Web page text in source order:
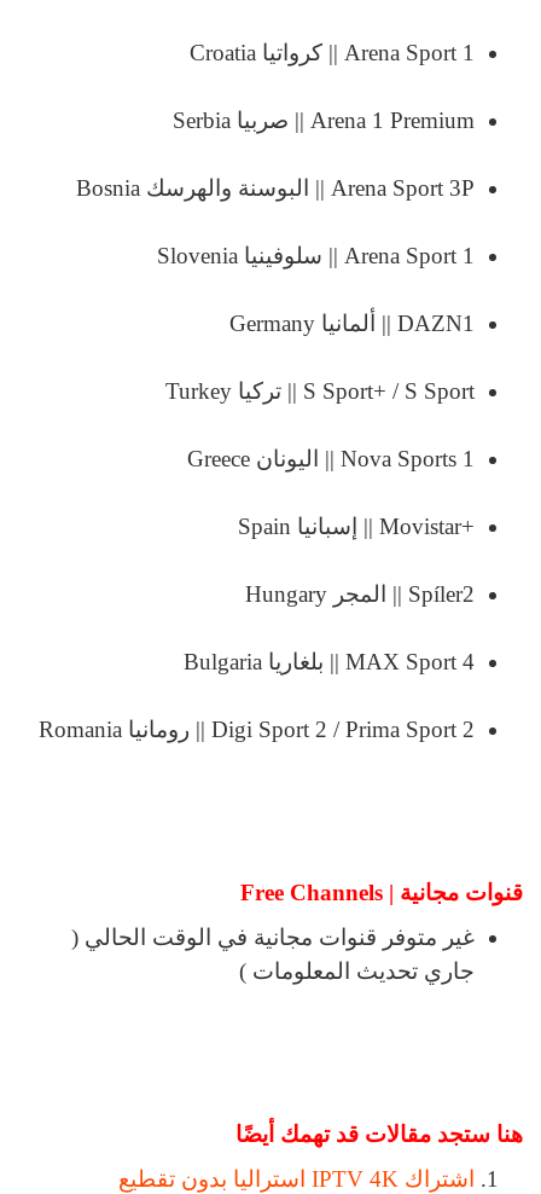
Arena Sport 1 || كرواتيا Croatia
Arena 1 Premium || صربيا Serbia
Arena Sport 3P || البوسنة والهرسك Bosnia
Arena Sport 1 || سلوفينيا Slovenia
DAZN1 || ألمانيا Germany
S Sport+ / S Sport || تركيا Turkey
Nova Sports 1 || اليونان Greece
+Movistar || إسبانيا Spain
Spíler2 || المجر Hungary
MAX Sport 4 || بلغاريا Bulgaria
Digi Sport 2 / Prima Sport 2 || رومانيا Romania
قنوات مجانية | Free Channels
غير متوفر قنوات مجانية في الوقت الحالي (
جاري تحديث المعلومات )
هنا ستجد مقالات قد تهمك أيضًا
اشتراك IPTV 4K استراليا بدون تقطيع